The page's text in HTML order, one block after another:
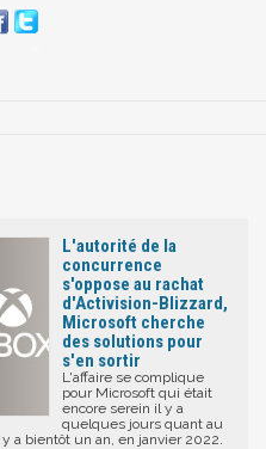
L'autorité de la
concurrence
s'oppose au rachat
d'Activision-Blizzard,
Microsoft cherche
des solutions pour
s'en sortir
L'affaire se complique
pour Microsoft qui était
encore serein il y a
quelques jours quant au
a bientôt un an, en janvier 2022.